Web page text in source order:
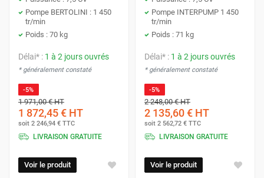
Pompe BERTOLINI : 1 450
tr/min
Poids : 70 kg
Délai* : 1 à 2 jours ouvrés
* généralement constaté
-5%
1 971,00 €HT
1 872,45 € HT
soit 2 246,94 € TTC
LIVRAISON GRATUITE
Voir le produit
Pompe INTERPUMP 1 450
tr/min
Poids : 71 kg
Délai* : 1 à 2 jours ouvrés
* généralement constaté
-5%
2 248,00 €HT
2 135,60 € HT
soit 2 562,72 € TTC
LIVRAISON GRATUITE
Voir le produit